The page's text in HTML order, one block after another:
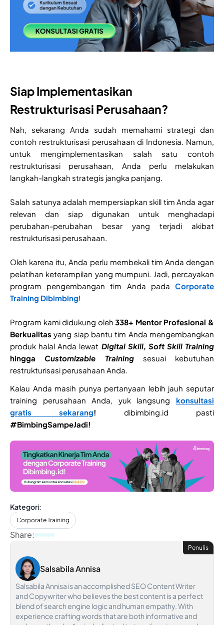
Siap Implementasikan
Restrukturisasi Perusahaan?
Nah, sekarang Anda sudah memahami strategi dan
contoh restrukturisasi perusahaan di Indonesia. Namun,
untuk mengimplementasikan salah satu contoh
restrukturisasi perusahaan, Anda perlu melakukan
langkah-langkah strategis jangka panjang.
Salah satunya adalah mempersiapkan skill tim Anda agar
relevan dan siap digunakan untuk menghadapi
perubahan-perubahan besar yang terjadi akibat
restrukturisasi perusahaan.
Oleh karena itu, Anda perlu membekali tim Anda dengan
pelatihan keterampilan yang mumpuni. Jadi, percayakan
program pengembangan tim Anda pada Corporate
Training Dibimbing!
Program kami didukung oleh338+ Mentor Profesional &
Berkualitas yang siap bantu tim Anda mengembangkan
produk halal Anda lewat Digital Skill, Soft Skill Training
hingga Customizable Trainingsesuai kebutuhan
restrukturisasi perusahaan Anda.
Kalau Anda masih punya pertanyaan lebih jauh seputar
training perusahaan Anda, yuk langsung konsultasi
gratis sekarang!
dibimbing.id pasti
#BimbingSampeJadi!
Kategori:
Corporate Training
Share:
Penulis
Salsabila Annisa
Salsabila Annisa is an accomplished SEO Content Writer
and Copywriter who believes the best content is a perfect
blend of search engine logic and human empathy. With
experience crafting words that are both informative and